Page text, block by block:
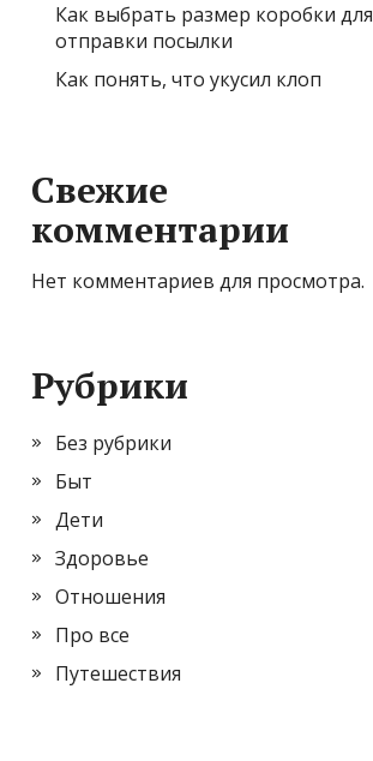
Как выбрать размер коробки для
отправки посылки
Как понять, что укусил клоп
Свежие
комментарии
Нет комментариев для просмотра.
Рубрики
Без рубрики
Быт
Дети
Здоровье
Отношения
Про все
Путешествия